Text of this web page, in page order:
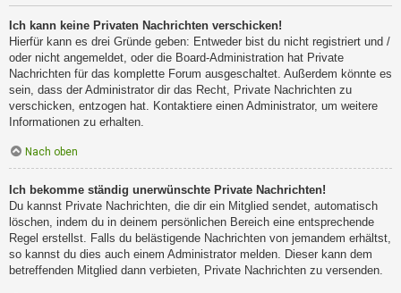
Ich kann keine Privaten Nachrichten verschicken!
Hierfür kann es drei Gründe geben: Entweder bist du nicht registriert und /
oder nicht angemeldet, oder die Board-Administration hat Private
Nachrichten für das komplette Forum ausgeschaltet. Außerdem könnte es
sein, dass der Administrator dir das Recht, Private Nachrichten zu
verschicken, entzogen hat. Kontaktiere einen Administrator, um weitere
Informationen zu erhalten.
Nach oben
Ich bekomme ständig unerwünschte Private Nachrichten!
Du kannst Private Nachrichten, die dir ein Mitglied sendet, automatisch
löschen, indem du in deinem persönlichen Bereich eine entsprechende
Regel erstellst. Falls du belästigende Nachrichten von jemandem erhältst,
so kannst du dies auch einem Administrator melden. Dieser kann dem
betreffenden Mitglied dann verbieten, Private Nachrichten zu versenden.